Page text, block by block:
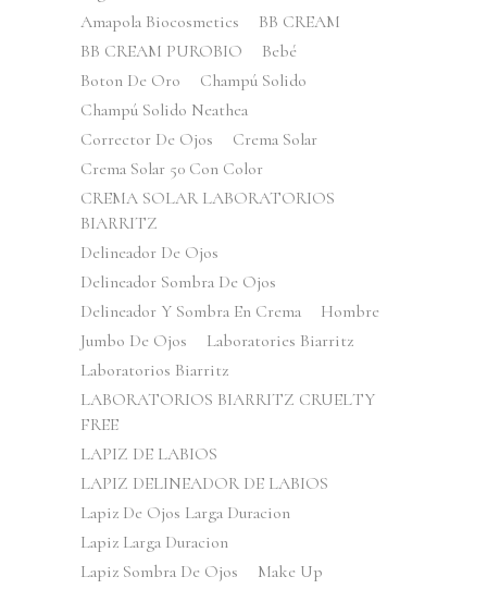
Amapola Biocosmetics
BB CREAM
BB CREAM PUROBIO
Bebé
Boton De Oro
Champú Solido
Champú Solido Neathea
Corrector De Ojos
Crema Solar
Crema Solar 50 Con Color
CREMA SOLAR LABORATORIOS
BIARRITZ
Delineador De Ojos
Delineador Sombra De Ojos
Delineador Y Sombra En Crema
Hombre
Jumbo De Ojos
Laboratories Biarritz
Laboratorios Biarritz
LABORATORIOS BIARRITZ CRUELTY
FREE
LAPIZ DE LABIOS
LAPIZ DELINEADOR DE LABIOS
Lapiz De Ojos Larga Duracion
Lapiz Larga Duracion
Lapiz Sombra De Ojos
Make Up